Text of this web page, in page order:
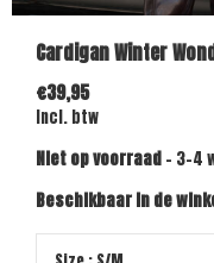
Cardigan Winter
€39,95
Incl. btw
Niet op voorraad- 3-4
Beschikbaar in de